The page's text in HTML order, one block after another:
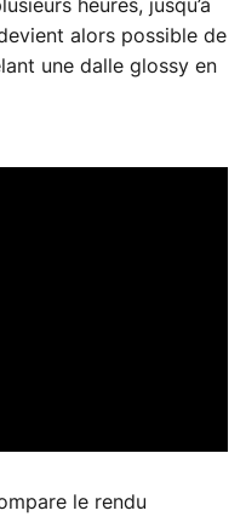
heures, jusqu’à
alors possible de
une dalle glossy en
le rendu